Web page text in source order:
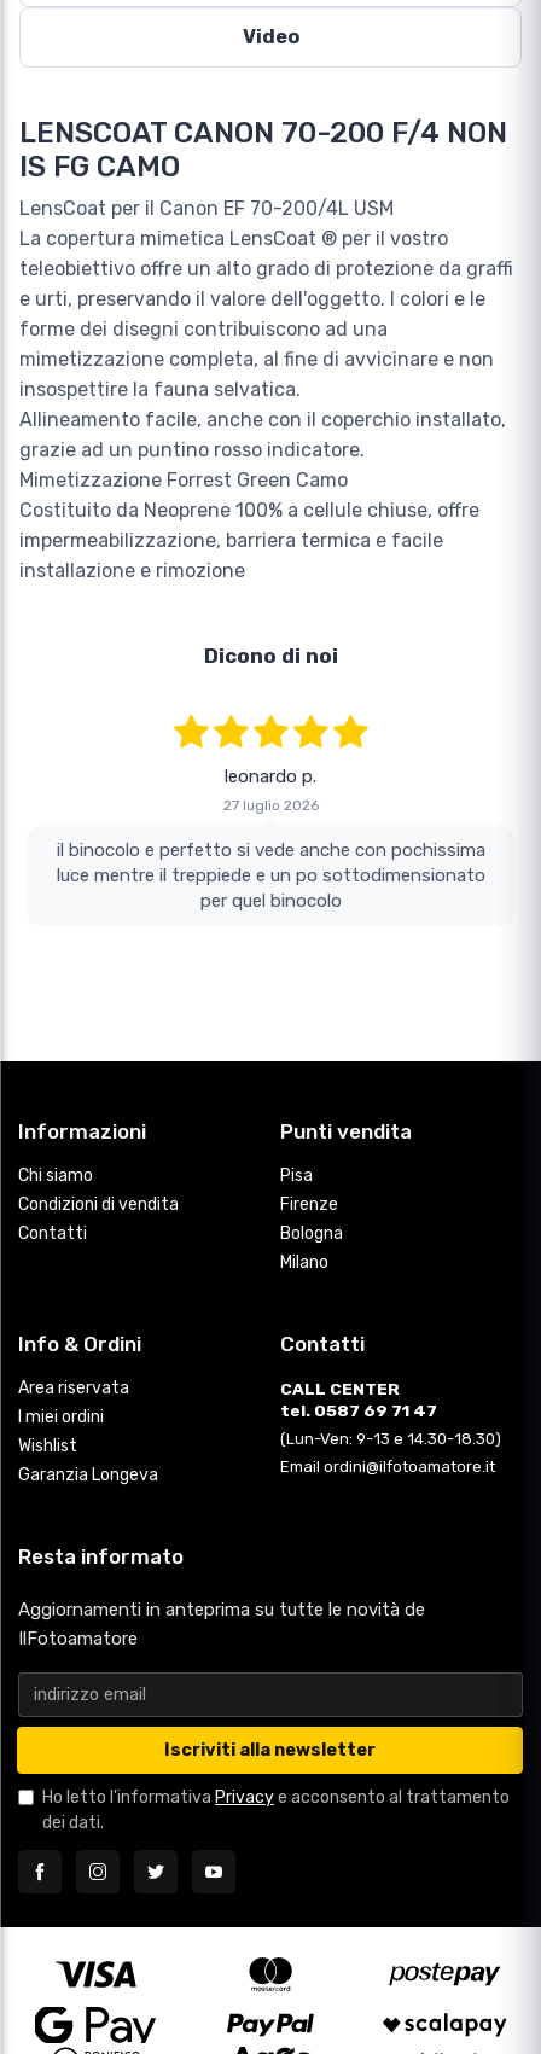
Video
LENSCOAT CANON 70-200 F/4 NON
IS FG CAMO
LensCoat per il Canon EF 70-200/4L USM
La copertura mimetica LensCoat ® per il vostro
teleobiettivo offre un alto grado di protezione da graffi
e urti, preservando il valore dell'oggetto. I colori e le
forme dei disegni contribuiscono ad una
mimetizzazione completa, al fine di avvicinare e non
insospettire la fauna selvatica.
Allineamento facile, anche con il coperchio installato,
grazie ad un puntino rosso indicatore.
Mimetizzazione Forrest Green Camo
Costituito da Neoprene 100% a cellule chiuse, offre
impermeabilizzazione, barriera termica e facile
installazione e rimozione
Dicono di noi
leonardo p.
27 luglio 2026
il binocolo e perfetto si vede anche con pochissima
luce mentre il treppiede e un po sottodimensionato
per quel binocolo
Informazioni
Chi siamo
Condizioni di vendita
Contatti
Punti vendita
Pisa
Firenze
Bologna
Milano
Info & Ordini
Area riservata
I miei ordini
Wishlist
Garanzia Longeva
Contatti
CALL CENTER
tel. 0587 69 71 47
(Lun-Ven: 9-13 e 14.30-18.30)
Email ordini@ilfotoamatore.it
Resta informato
Aggiornamenti in anteprima su tutte le novità de
IlFotoamatore
Iscriviti alla newsletter
Ho letto l'informativa Privacye acconsento al trattamento
dei dati.